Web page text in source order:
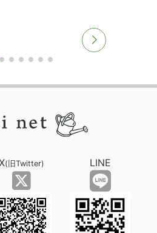
(旧Twitter) LINE